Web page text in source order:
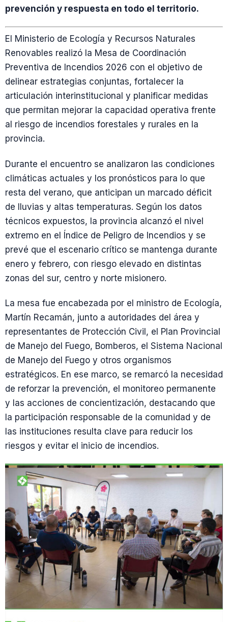
prevención y respuesta en todo el territorio.
El Ministerio de Ecología y Recursos Naturales
Renovables realizó la Mesa de Coordinación
Preventiva de Incendios 2026 con el objetivo de
delinear estrategias conjuntas, fortalecer la
articulación interinstitucional y planificar medidas
que permitan mejorar la capacidad operativa frente
al riesgo de incendios forestales y rurales en la
provincia.
Durante el encuentro se analizaron las condiciones
climáticas actuales y los pronósticos para lo que
resta del verano, que anticipan un marcado déficit
de lluvias y altas temperaturas. Según los datos
técnicos expuestos, la provincia alcanzó el nivel
extremo en el Índice de Peligro de Incendios y se
prevé que el escenario crítico se mantenga durante
enero y febrero, con riesgo elevado en distintas
zonas del sur, centro y norte misionero.
La mesa fue encabezada por el ministro de Ecología,
Martín Recamán, junto a autoridades del área y
representantes de Protección Civil, el Plan Provincial
de Manejo del Fuego, Bomberos, el Sistema Nacional
de Manejo del Fuego y otros organismos
estratégicos. En ese marco, se remarcó la necesidad
de reforzar la prevención, el monitoreo permanente
y las acciones de concientización, destacando que
la participación responsable de la comunidad y de
las instituciones resulta clave para reducir los
riesgos y evitar el inicio de incendios.